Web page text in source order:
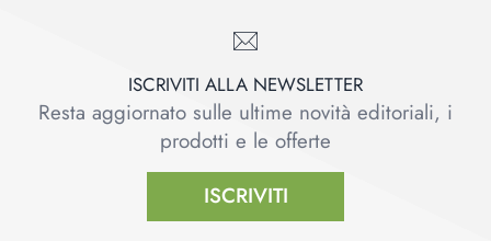
ISCRIVITI ALLA NEWSLETTER
Resta aggiornato sulle ultime novità editoriali, i
prodotti e le offerte
ISCRIVITI